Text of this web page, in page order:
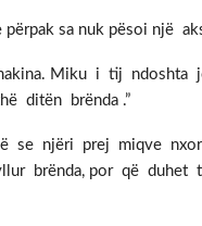
sa nuk pësoi një
Miku i tij
ditën brënda .”
se njëri prej miqve
brënda, por që